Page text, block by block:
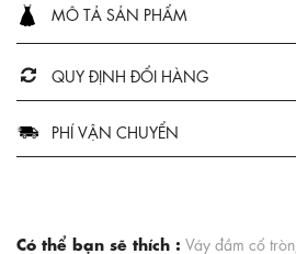
MÔ TẢ SẢN PHẨM
QUY ĐỊNH ĐỔI HÀNG
PHÍ VẬN CHUYỂN
Có thể bạn sẽ thích : Váy đầm cổ tròn